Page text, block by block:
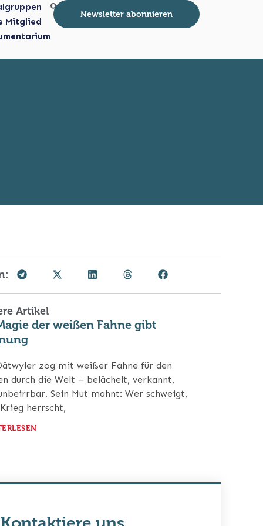
Mitglied
Newsletter abonnieren
Artikel
der weißen Fahne gibt
zog mit weißer Fahne für den
durch die Welt – belächelt, verkannt,
Sein Mut mahnt: Wer schweigt,
herrscht,